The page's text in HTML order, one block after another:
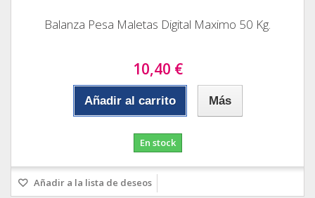
Balanza Pesa Maletas Digital Maximo 50 Kg.
10,40 €
Añadir al carrito Más
En stock
Añadir a la lista de deseos